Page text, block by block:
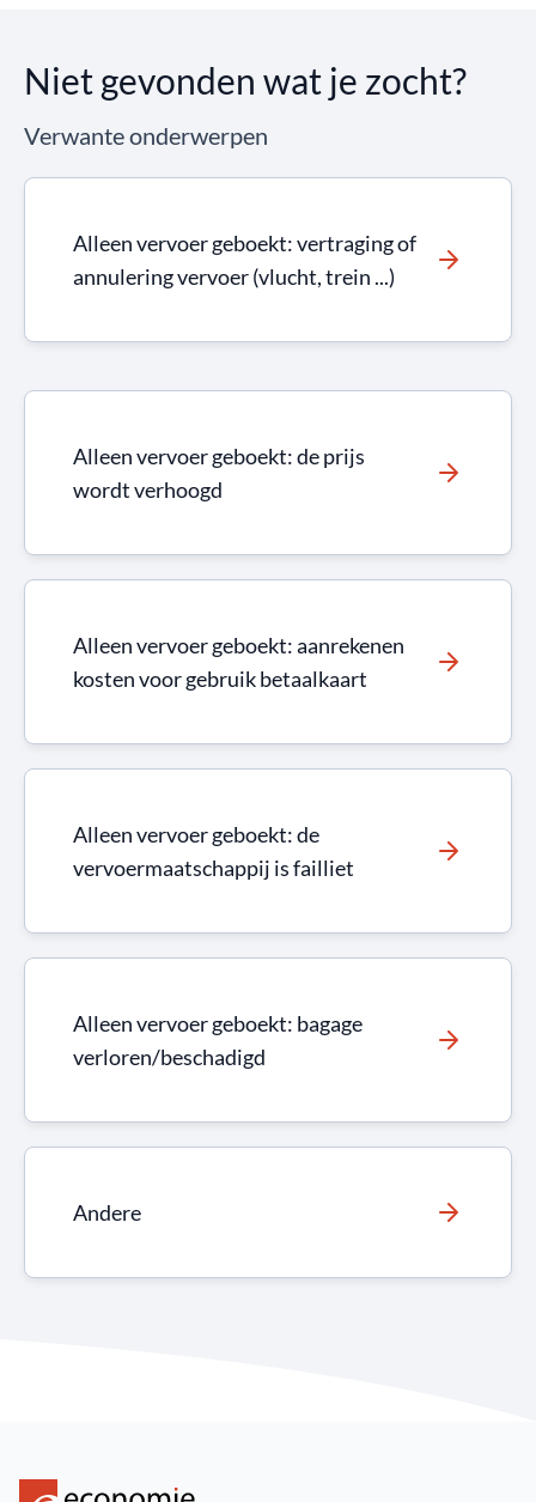
Niet gevonden wat je zocht?
Verwante onderwerpen
Alleen vervoer geboekt: vertraging of
annulering vervoer (vlucht, trein ...)
Alleen vervoer geboekt: de prijs
wordt verhoogd
Alleen vervoer geboekt: aanrekenen
kosten voor gebruik betaalkaart
Alleen vervoer geboekt: de
vervoermaatschappij is failliet
Alleen vervoer geboekt: bagage
verloren/beschadigd
Andere